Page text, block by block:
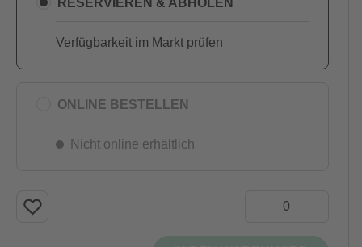
Verfügbarkeit im Markt prüfen
ONLINE BESTELLEN
Nicht online erhältlich